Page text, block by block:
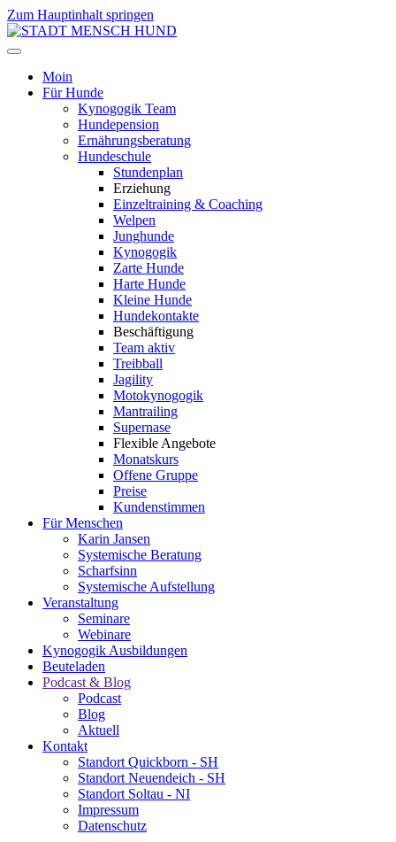
Zum Hauptinhalt springen
Moin
Für Hunde
Kynogogik Team
Hundepension
Ernährungsberatung
Hundeschule
Stundenplan
Erziehung
Einzeltraining & Coaching
Welpen
Junghunde
Kynogogik
Zarte Hunde
Harte Hunde
Kleine Hunde
Hundekontakte
Beschäftigung
Team aktiv
Treibball
Jagility
Motokynogogik
Mantrailing
Supernase
Flexible Angebote
Monatskurs
Offene Gruppe
Preise
Kundenstimmen
Für Menschen
Karin Jansen
Systemische Beratung
Scharfsinn
Systemische Aufstellung
Veranstaltung
Seminare
Webinare
Kynogogik Ausbildungen
Beuteladen
Podcast & Blog
Podcast
Blog
Aktuell
Kontakt
Standort Quickborn - SH
Standort Neuendeich - SH
Standort Soltau - NI
Impressum
Datenschutz